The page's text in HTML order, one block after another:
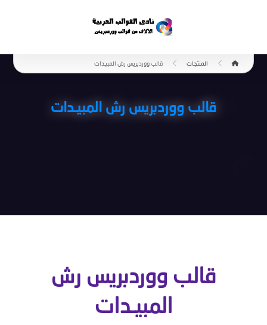
المنتجات قالب ووردبريس رش المبيـدات
قالب ووردبريس رش المبيـدات
قالب ووردبريس رش
المبيـدات